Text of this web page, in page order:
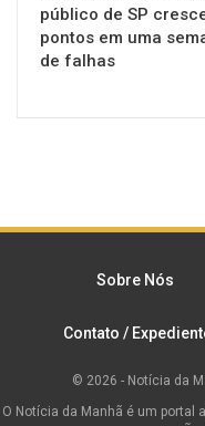
público de SP
pontos em uma
de falhas
Sobre Nós
Contato /
© 2026 - Notícia da
O Notícia da Manhã é um portal